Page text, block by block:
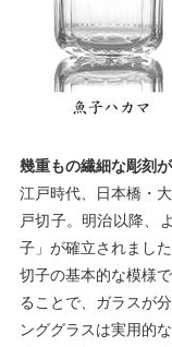
幾重もの繊細な彫刻
江戸時代、日本橋・
戸切子。明治以降、
子」が確立されまし
切子の基本的な模様
ることで、ガラスが
ンググラスは実用的